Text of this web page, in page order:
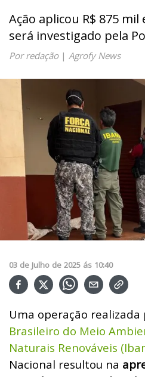
Ação aplicou R$ 875
será investigado pela
Por redação| Agrofy News
03 de Julho de 2025 ás 10:40
Uma operação realizada
Brasileiro do Meio
Naturais Renováveis
Nacional resultou na